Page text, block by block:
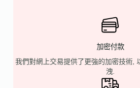
加密付款
我們對網上交易提供了更強的加密技術,
洩.